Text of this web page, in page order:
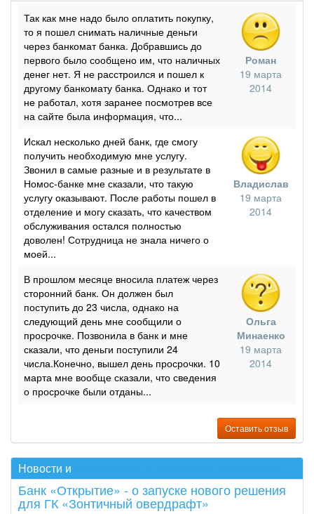
Так как мне надо было оплатить покупку,
то я пошел снимать наличные деньги
через банкомат банка. Добравшись до
первого было сообщено им, что наличных
денег нет. Я не расстроился и пошел к
другому банкомату банка. Однако и тот
не работал, хотя заранее посмотрев все
на сайте была информация, что...
Роман
19 марта
2014
Искал несколько дней банк, где смогу
получить необходимую мне услугу.
Звонил в самые разные и в результате в
Номос-банке мне сказали, что такую
услугу оказывают. После работы пошел в
отделение и могу сказать, что качеством
обслуживания остался полностью
доволен! Сотрудница не знала ничего о
моей...
Владислав
19 марта
2014
В прошлом месяце вносила платеж через
сторонний банк. Он должен был
поступить до 23 числа, однако на
следующий день мне сообщили о
просрочке. Позвонила в банк и мне
сказали, что деньги поступили 24
числа.Конечно, вышел день просрочки. 10
марта мне вообще сказали, что сведения
о просрочке были отданы...
Ольга
Минаенко
19 марта
2014
Оставить отзыв
Новости и
Банк «Открытие» - о запуске нового решения
для ГК «Зонтичный овердрафт»